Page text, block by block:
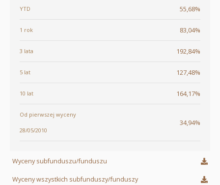
YTD 55,68%
1 rok 83,04%
3 lata 192,84%
5 lat 127,48%
10 lat 164,17%
Od pierwszej wyceny
28/05/2010
34,94%
Wyceny subfunduszu/funduszu
Wyceny wszystkich subfunduszy/funduszy